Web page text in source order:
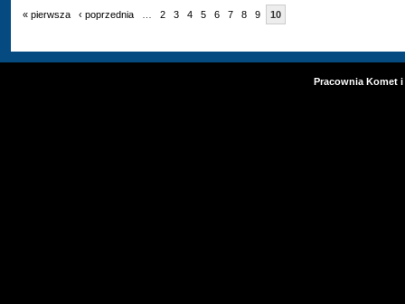
« pierwsza ‹ poprzednia 2 3 4 5 6 7 8 9 10
Pracownia Komet